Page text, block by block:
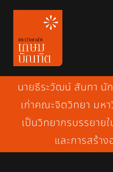
Skip
content
หลักสูตร
ข่าวสาร
เกี่ยวกับมหาวิทยาลัย
ติดต่อเรา
นายธีระวัฒน์ สันทา นั
เก่าคณะจิตวิทยา ม
เป็นวิทยากรบรรยาย
และการสร้า